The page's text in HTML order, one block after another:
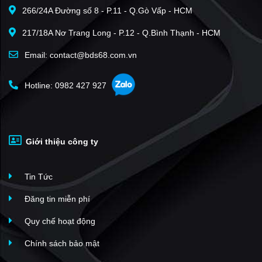
Sun Plaza Grand World
The Sapphire Residence
(15)
Green Bay Towers
Horizon Bay
Lotus Residences (Vạn Liên)
New Life Tower
Beverly Hills Hạ Long
Green Diamond
The Ruby Hạ Long
Khu đô thị Cao Xanh-Hà Khánh
266/24A Đường số 8 - P.11 - Q.Gò Vấp - HCM
217/18A Nơ Trang Long - P.12 - Q.Bình Thạnh - HCM
Email: contact@bds68.com.vn
Hotline: 0982 427 927
Giới thiệu công ty
Tin Tức
Đăng tin miễn phí
Quy chế hoạt động
Chính sách bảo mật